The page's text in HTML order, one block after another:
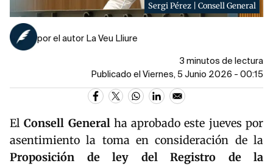
Sergi Pérez | Consell General
por el autor La Veu Lliure
3 minutos de lectura
Publicado el Viernes, 5 Junio 2026 - 00:15
ElConsell Generalha aprobado este jueves por
asentimiento la toma en consideración de la
Proposición de ley del Registro de la